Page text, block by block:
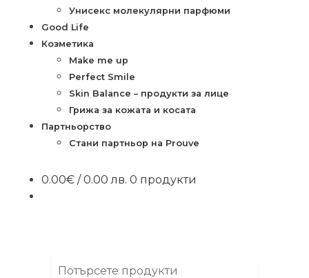
Унисекс молекулярни парфюми
Good Life
Козметика
Make me up
Perfect Smile
Skin Balance – продукти за лице
Грижа за кожата и косата
Партньорство
Стани партньор на Prouve
0.00€ / 0.00 лв. 0 продукти
Потърсете продукти